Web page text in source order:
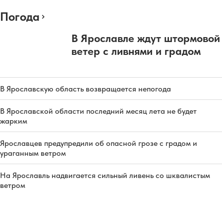
Погода
В Ярославле ждут штормовой
ветер с ливнями и градом
В Ярославскую область возвращается непогода
В Ярославской области последний месяц лета не будет
жарким
Ярославцев предупредили об опасной грозе с градом и
ураганным ветром
На Ярославль надвигается сильный ливень со шквалистым
ветром